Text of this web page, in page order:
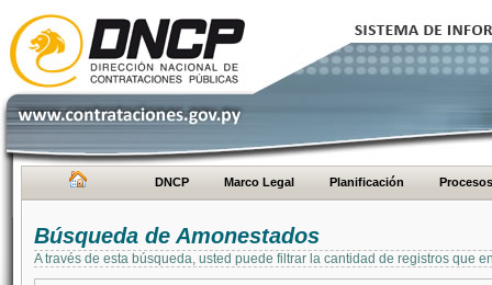
DNCP Marco Legal Planificación Procesos
Búsqueda de Amonestados
A través de esta búsqueda, usted puede filtrar la cantidad de registros que